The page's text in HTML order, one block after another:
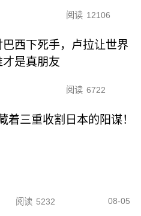
阅读 12106
巴西下死手，卢拉让世界
才是真朋友
阅读 6722
着三重收割日本的阳谋！
阅读 5232 08-05